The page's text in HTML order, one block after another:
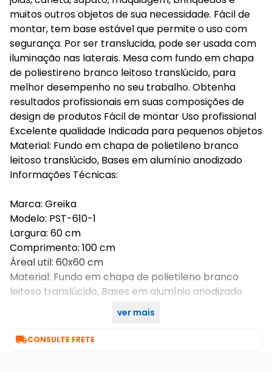
muitos outros objetos de sua necessidade. Fácil de
montar, tem base estável que permite o uso com
segurança. Por ser translucida, pode ser usada com
iluminação nas laterais. Mesa com fundo em chapa
de poliestireno branco leitoso translúcido, para
melhor desempenho no seu trabalho. Obtenha
resultados profissionais em suas composições de
design de produtos Fácil de montar Uso profissional
Excelente qualidade Indicada para pequenos objetos
Material: Fundo em chapa de polietileno branco
leitoso translúcido, Bases em alumínio anodizado
Informações Técnicas:
Marca: Greika
Modelo: PST-610-1
Largura: 60 cm
Comprimento: 100 cm
Áreal util: 60x60 cm
Material: Fundo em chapa de polietileno branco
leitoso translúcido, Bases em alumínio anodizado
ver mais
CONSULTE FRETE